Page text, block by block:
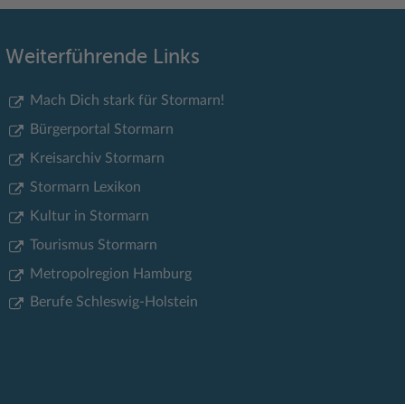
Weiterführende Links
Mach Dich stark für Stormarn!
Bürgerportal Stormarn
Kreisarchiv Stormarn
Stormarn Lexikon
Kultur in Stormarn
Tourismus Stormarn
Metropolregion Hamburg
Berufe Schleswig-Holstein